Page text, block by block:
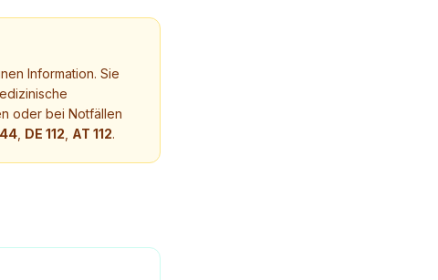
Information. Sie
oder bei Notfällen
DE 112 AT 112.